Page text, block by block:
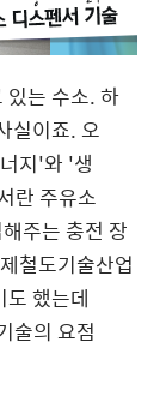
있는 수소. 하
실이죠. 오
지'와 '생
란 주유소
주는 충전 장
철도기술산업
했는데
술의 요점